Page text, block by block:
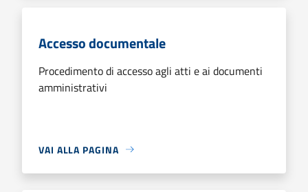
Accesso documentale
Procedimento di accesso agli atti e ai documenti
amministrativi
VAI ALLA PAGINA